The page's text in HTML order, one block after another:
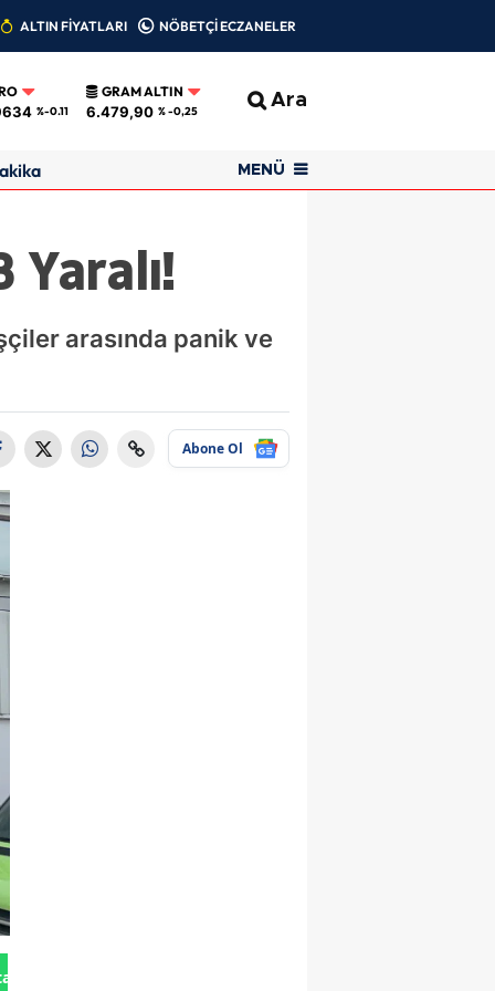
ALTIN FİYATLARI NÖBETÇİ ECZANELER
%-0.11
GRAM ALTIN
6.479,90 % -0,25 Ara
MENÜ
arasında panik ve
Abone Ol
Gönder